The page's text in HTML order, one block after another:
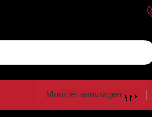
Monster aanvragen